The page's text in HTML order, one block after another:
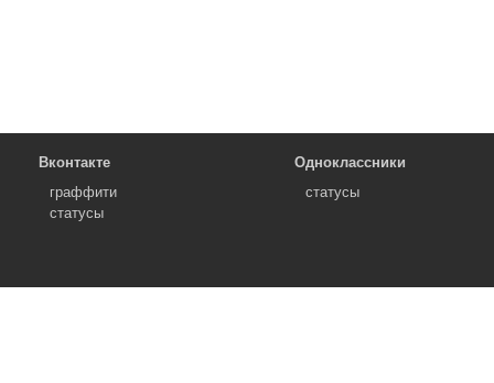
Вконтакте
граффити
статусы
Одноклассники
статусы